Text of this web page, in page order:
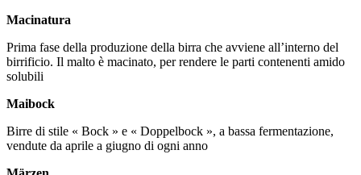
Macinatura
Prima fase della produzione della birra che avviene all’interno del
birrificio. Il malto è macinato, per rendere le parti contenenti amido
solubili
Maibock
Birre di stile « Bock » e « Doppelbock », a bassa fermentazione,
vendute da aprile a giugno di ogni anno